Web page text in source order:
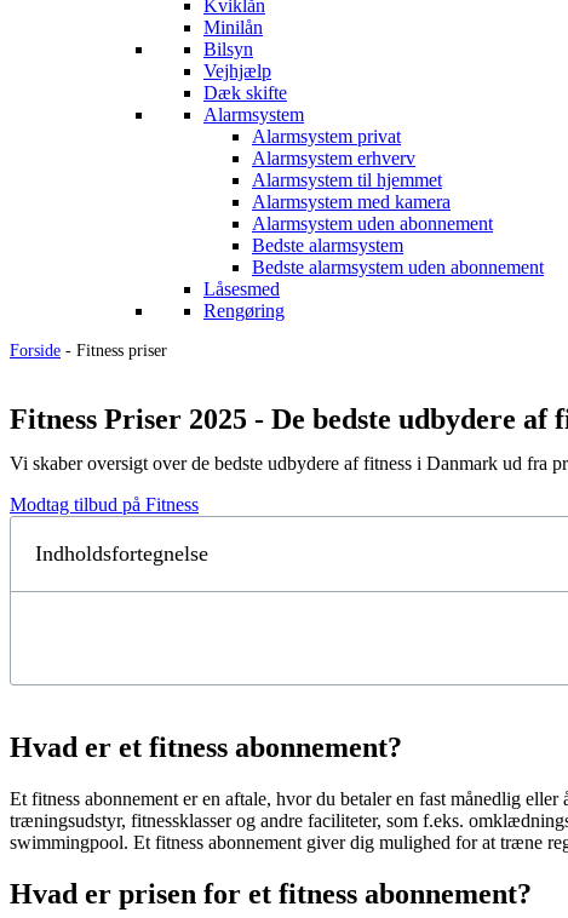
Kviklån
Minilån
Bilsyn
Vejhjælp
Dæk skifte
Alarmsystem
Alarmsystem privat
Alarmsystem erhverv
Alarmsystem til hjemmet
Alarmsystem med kamera
Alarmsystem uden abonnement
Bedste alarmsystem
Bedste alarmsystem uden abonnement
Låsesmed
Rengøring
Forside - Fitness priser
Fitness Priser 2025 - De bedste udbydere af
Vi skaber oversigt over de bedste udbydere af fitness i Danmark ud fra
Modtag tilbud på Fitness
Indholdsfortegnelse
Hvad er et fitness abonnement?
Et fitness abonnement er en aftale, hvor du betaler en fast månedlig
træningsudstyr, fitnessklasser og andre faciliteter, som f.eks.
swimmingpool. Et fitness abonnement giver dig mulighed for at træne
Hvad er prisen for et fitness abonnement?